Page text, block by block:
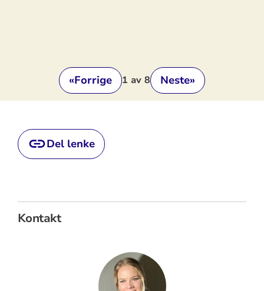
«Forrige 1 av 8 Neste»
Del lenke
Kontakt